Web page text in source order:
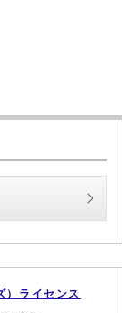
）ライセンス